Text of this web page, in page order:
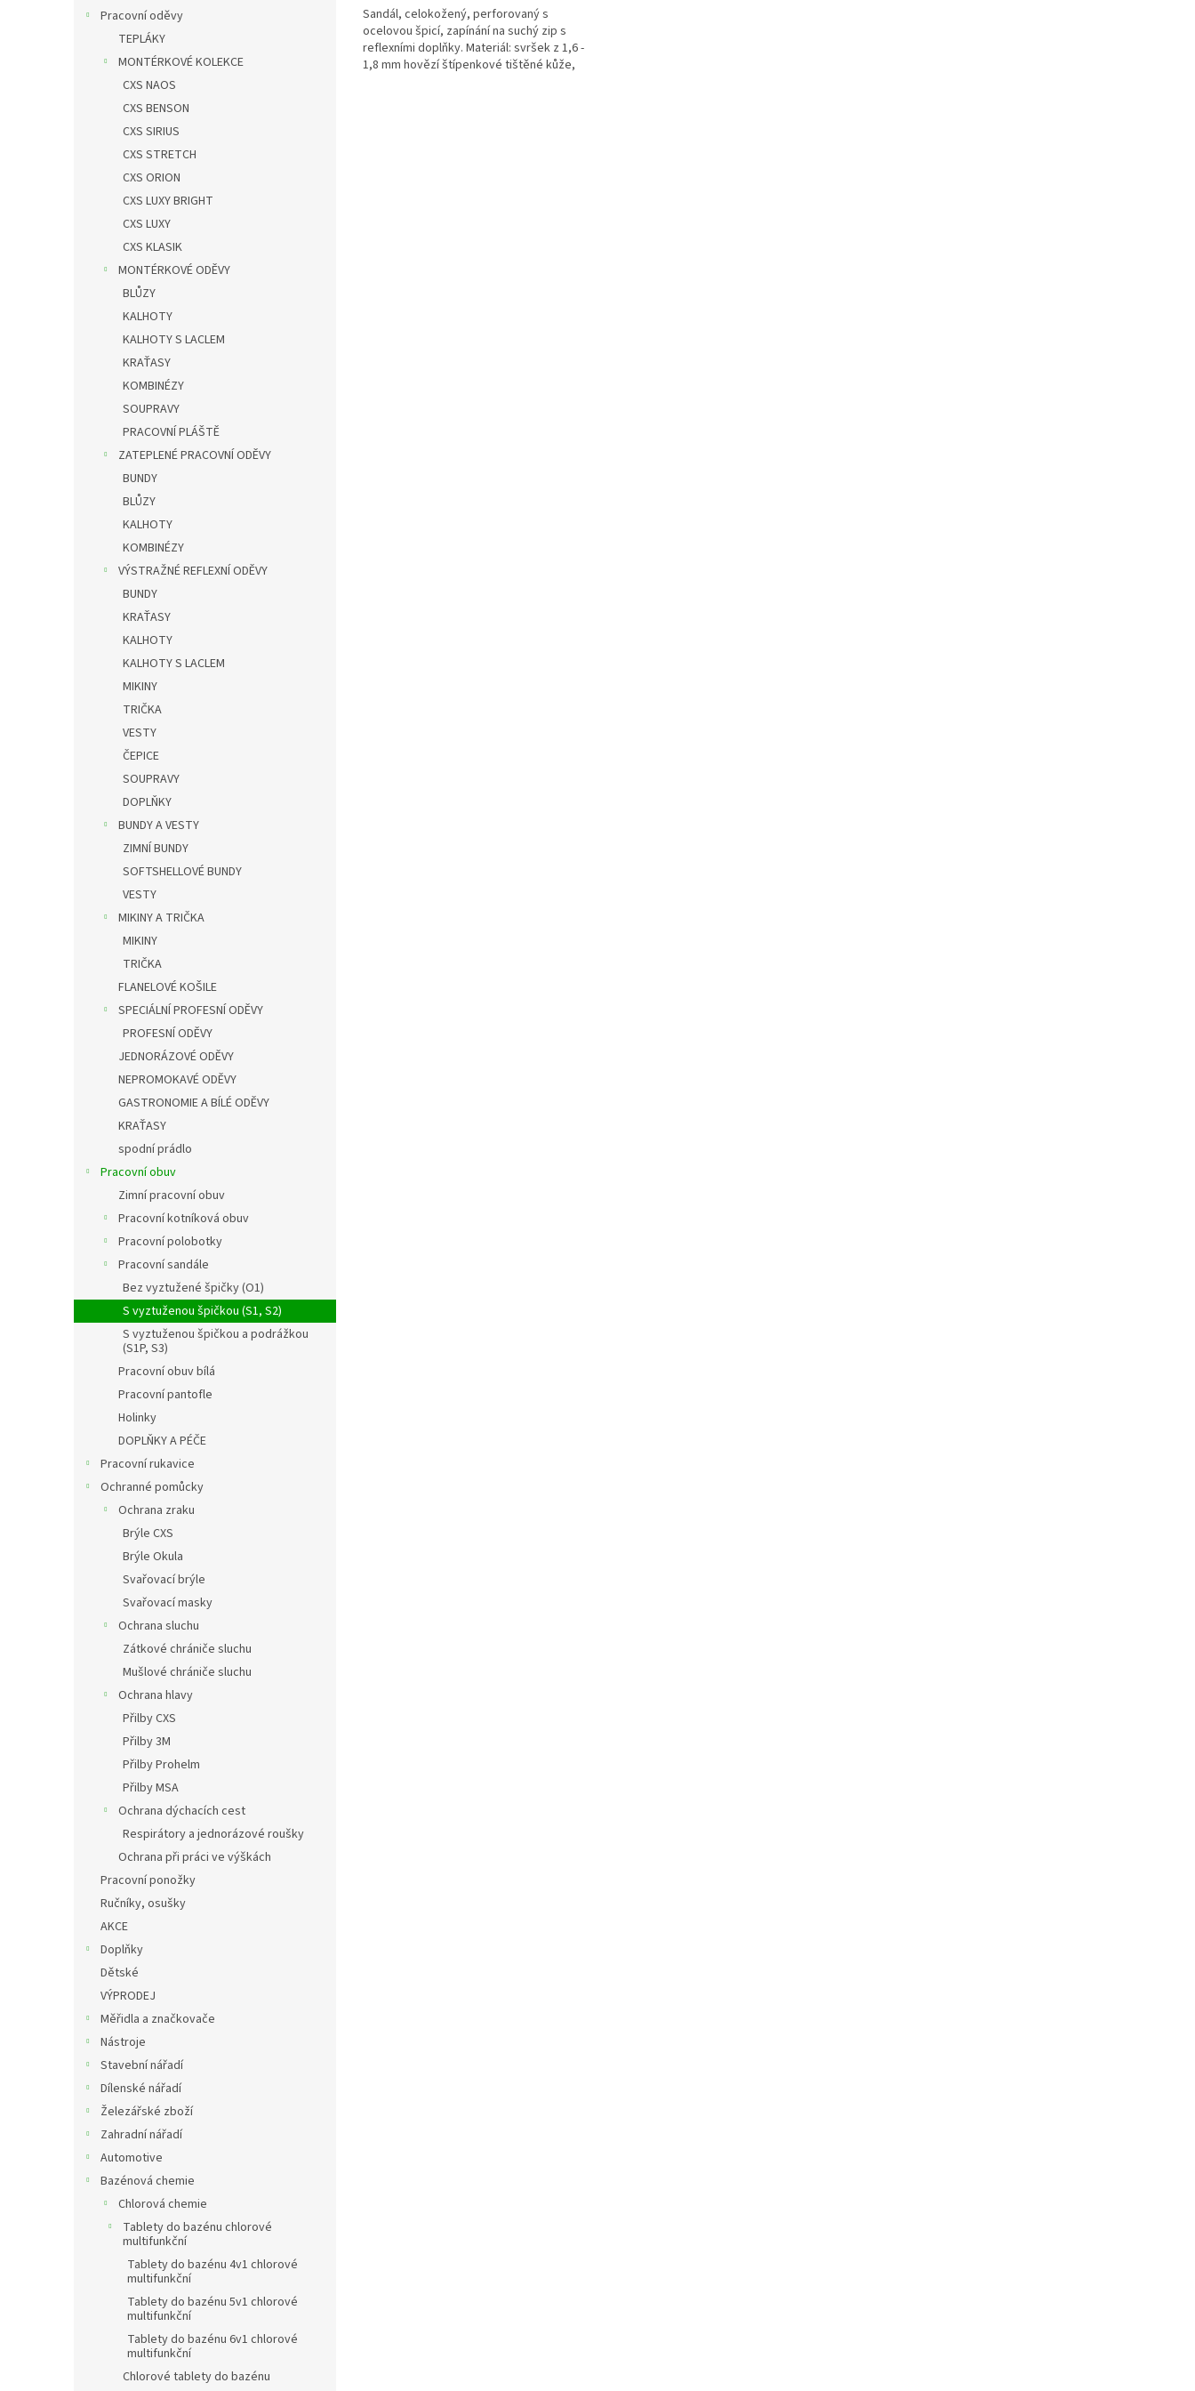
Pracovní oděvy
TEPLÁKY
MONTÉRKOVÉ KOLEKCE
CXS NAOS
CXS BENSON
CXS SIRIUS
CXS STRETCH
CXS ORION
CXS LUXY BRIGHT
CXS LUXY
CXS KLASIK
MONTÉRKOVÉ ODĚVY
BLŮZY
KALHOTY
KALHOTY S LACLEM
KRAŤASY
KOMBINÉZY
SOUPRAVY
PRACOVNÍ PLÁŠTĚ
ZATEPLENÉ PRACOVNÍ ODĚVY
BUNDY
BLŮZY
KALHOTY
KOMBINÉZY
VÝSTRAŽNÉ REFLEXNÍ ODĚVY
BUNDY
KRAŤASY
KALHOTY
KALHOTY S LACLEM
MIKINY
TRIČKA
VESTY
ČEPICE
SOUPRAVY
DOPLŇKY
BUNDY A VESTY
ZIMNÍ BUNDY
SOFTSHELLOVÉ BUNDY
VESTY
MIKINY A TRIČKA
MIKINY
TRIČKA
FLANELOVÉ KOŠILE
SPECIÁLNÍ PROFESNÍ ODĚVY
PROFESNÍ ODĚVY
JEDNORÁZOVÉ ODĚVY
NEPROMOKAVÉ ODĚVY
GASTRONOMIE A BÍLÉ ODĚVY
KRAŤASY
spodní prádlo
Pracovní obuv
Zimní pracovní obuv
Pracovní kotníková obuv
Pracovní polobotky
Pracovní sandále
Bez vyztužené špičky (O1)
S vyztuženou špičkou (S1, S2)
S vyztuženou špičkou a podrážkou
(S1P, S3)
Pracovní obuv bílá
Pracovní pantofle
Holinky
DOPLŇKY A PÉČE
Pracovní rukavice
Ochranné pomůcky
Ochrana zraku
Brýle CXS
Brýle Okula
Svařovací brýle
Svařovací masky
Ochrana sluchu
Zátkové chrániče sluchu
Mušlové chrániče sluchu
Ochrana hlavy
Přilby CXS
Přilby 3M
Přilby Prohelm
Přilby MSA
Ochrana dýchacích cest
Respirátory a jednorázové roušky
Ochrana při práci ve výškách
Pracovní ponožky
Ručníky, osušky
AKCE
Doplňky
Dětské
VÝPRODEJ
Měřidla a značkovače
Nástroje
Stavební nářadí
Dílenské nářadí
Železářské zboží
Zahradní nářadí
Automotive
Bazénová chemie
Chlorová chemie
Tablety do bazénu chlorové
multifunkční
Tablety do bazénu 4v1 chlorové
multifunkční
Tablety do bazénu 5v1 chlorové
multifunkční
Tablety do bazénu 6v1 chlorové
multifunkční
Chlorové tablety do bazénu
Sandál, celokožený, perforovaný s
ocelovou špicí, zapínání na suchý zip s
reflexními doplňky. Materiál: svršek z 1,6 -
1,8 mm hovězí štípenkové tištěné kůže,